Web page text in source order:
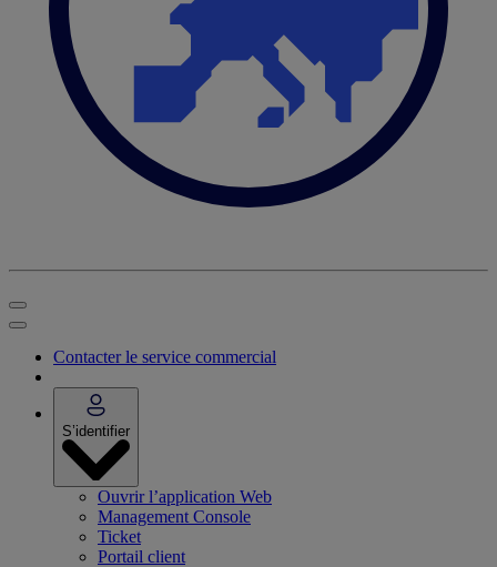
Contacter le service commercial
S’identifier
Ouvrir l’application Web
Management Console
Ticket
Portail client